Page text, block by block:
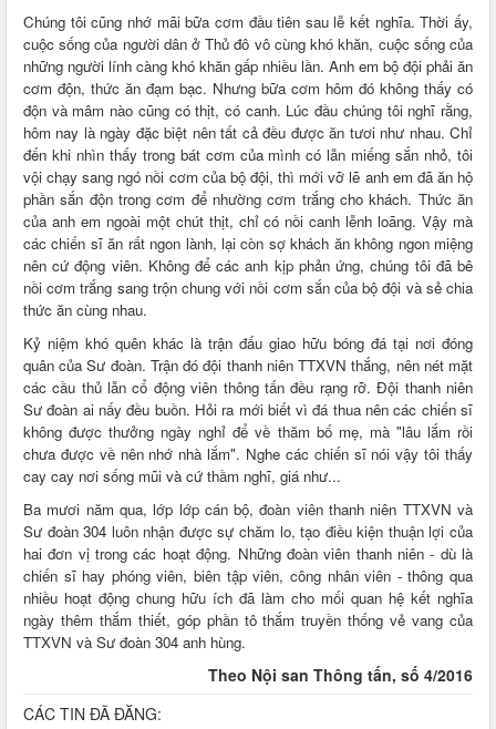
Chúng tôi cũng nhớ mãi bữa cơm đầu tiên sau lễ kết nghĩa. Thời ấy,
cuộc sống của người dân ở Thủ đô vô cùng khó khăn, cuộc sống của
những người lính càng khó khăn gấp nhiều lần. Anh em bộ đội phải ăn
cơm độn, thức ăn đạm bạc. Nhưng bữa cơm hôm đó không thấy có
độn và mâm nào cũng có thịt, có canh. Lúc đầu chúng tôi nghĩ rằng,
hôm nay là ngày đặc biệt nên tất cả đều được ăn tươi như nhau. Chỉ
đến khi nhìn thấy trong bát cơm của mình có lẫn miếng sắn nhỏ, tôi
vội chạy sang ngó nồi cơm của bộ đội, thì mới vỡ lẽ anh em đã ăn hộ
phần sắn độn trong cơm để nhường cơm trắng cho khách. Thức ăn
của anh em ngoài một chút thịt, chỉ có nồi canh lễnh loãng. Vậy mà
các chiến sĩ ăn rất ngon lành, lại còn sợ khách ăn không ngon miệng
nên cứ động viên. Không để các anh kịp phản ứng, chúng tôi đã bê
nồi cơm trắng sang trộn chung với nồi cơm sắn của bộ đội và sẻ chia
thức ăn cùng nhau.
Kỷ niệm khó quên khác là trận đấu giao hữu bóng đá tại nơi đóng
quân của Sư đoàn. Trận đó đội thanh niên TTXVN thắng, nên nét mặt
các cầu thủ lẫn cổ động viên thông tấn đều rạng rỡ. Đội thanh niên
Sư đoàn ai nấy đều buồn. Hỏi ra mới biết vì đá thua nên các chiến sĩ
không được thưởng ngày nghỉ để về thăm bố mẹ, mà "lâu lắm rồi
chưa được về nên nhớ nhà lắm". Nghe các chiến sĩ nói vậy tôi thấy
cay cay nơi sống mũi và cứ thầm nghĩ, giá như...
Ba mươi năm qua, lớp lớp cán bộ, đoàn viên thanh niên TTXVN và
Sư đoàn 304 luôn nhận được sự chăm lo, tạo điều kiện thuận lợi của
hai đơn vị trong các hoạt động. Những đoàn viên thanh niên - dù là
chiến sĩ hay phóng viên, biên tập viên, công nhân viên - thông qua
nhiều hoạt động chung hữu ích đã làm cho mối quan hệ kết nghĩa
ngày thêm thắm thiết, góp phần tô thắm truyền thống vẻ vang của
TTXVN và Sư đoàn 304 anh hùng.
Theo Nội san Thông tấn, số 4/2016
CÁC TIN ĐÃ ĐĂNG: